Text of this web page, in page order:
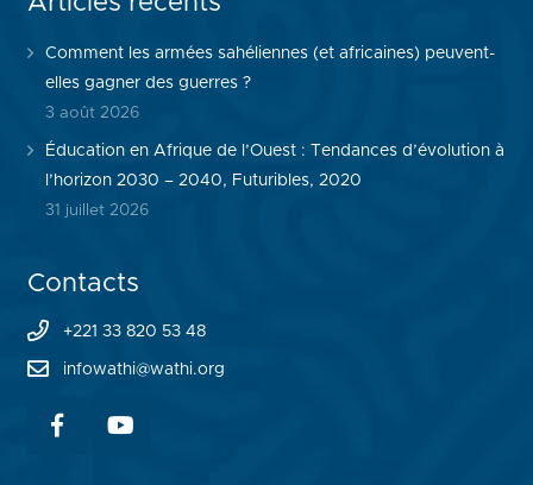
Comment les armées sahéliennes (et africaines) peuvent-
elles gagner des guerres ?
3 août 2026
Éducation en Afrique de l’Ouest : Tendances d’évolution à
l’horizon 2030 – 2040, Futuribles, 2020
31 juillet 2026
Contacts
+221 33 820 53 48
infowathi@wathi.org